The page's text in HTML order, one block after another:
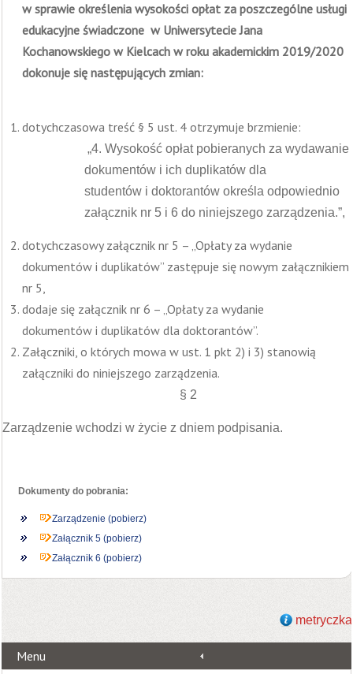
w sprawie określenia wysokości opłat za poszczególne usługi
edukacyjne świadczone w Uniwersytecie Jana
Kochanowskiego w Kielcach w roku akademickim 2019/2020
dokonuje się następujących zmian:
dotychczasowa treść § 5 ust. 4 otrzymuje brzmienie:
„4. Wysokość opłat pobieranych za wydawanie
dokumentów i ich duplikatów dla
studentów i doktorantów określa odpowiednio
załącznik nr 5 i 6 do niniejszego zarządzenia.”,
dotychczasowy załącznik nr 5 – „Opłaty za wydanie
dokumentów i duplikatów” zastępuje się nowym załącznikiem
nr 5,
dodaje się załącznik nr 6 – „Opłaty za wydanie
dokumentów i duplikatów dla doktorantów”.
Załączniki, o których mowa w ust. 1 pkt 2) i 3) stanowią
załączniki do niniejszego zarządzenia.
§ 2
Zarządzenie wchodzi w życie z dniem podpisania.
Dokumenty do pobrania:
Zarządzenie (pobierz)
Załącznik 5 (pobierz)
Załącznik 6 (pobierz)
metryczka
Menu